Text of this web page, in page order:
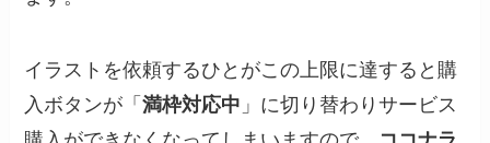
イラストを依頼するひとがこの上限に達すると購
入ボタンが「満枠対応中 」に切り替わりサービス